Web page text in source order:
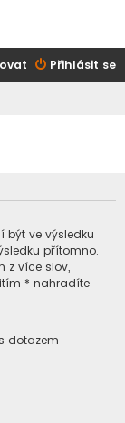
Přihlásit se
být ve výsledku
přítomno.
z více slov,
* nahradíte
dotazem